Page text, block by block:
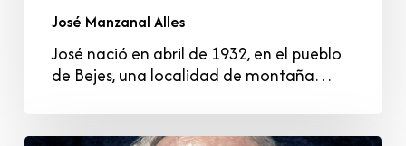
José Manzanal Alles
José nació en abril de 1932, en el pueblo
de Bejes, una localidad de montaña…